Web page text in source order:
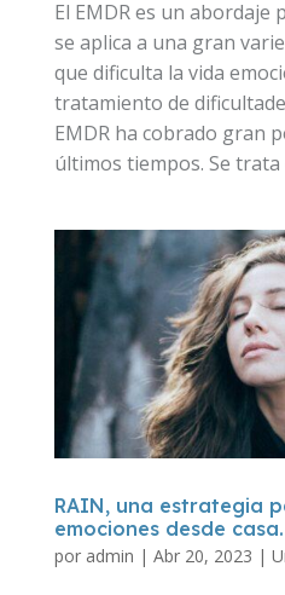
El EMDR es un abordaje
se aplica a una gran
que dificulta la vida
tratamiento de
EMDR ha cobrado gran
últimos tiempos. Se trata
RAIN, una estrategia
emociones desde casa.
por admin | Abr 20, 2023 |